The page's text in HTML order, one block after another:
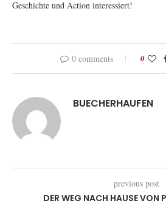
Geschichte und Action interessiert!
0 comments 0
BUECHERHAUFEN
previous post
DER WEG NACH HAUSE VON